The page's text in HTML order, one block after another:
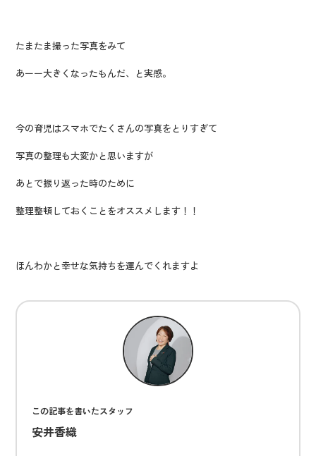
たまたま撮った写真をみて
あーー大きくなったもんだ、と実感。
今の育児はスマホでたくさんの写真をとりすぎて
写真の整理も大変かと思いますが
あとで振り返った時のために
整理整頓しておくことをオススメします！！
ほんわかと幸せな気持ちを運んでくれますよ
この記事を書いたスタッフ
安井香織